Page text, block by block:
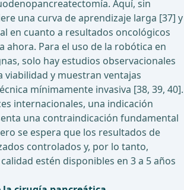
Aquí, sin
una curva de aprendizaje larga [37] y
en cuanto a resultados oncológicos
ahora. Para el uso de la robótica en
solo hay estudios observacionales
viabilidad y muestran ventajas
mínimamente invasiva [38, 39, 40].
internacionales, una indicación
una contraindicación fundamental
se espera que los resultados de
controlados y, por lo tanto,
estén disponibles en 3 a 5 años